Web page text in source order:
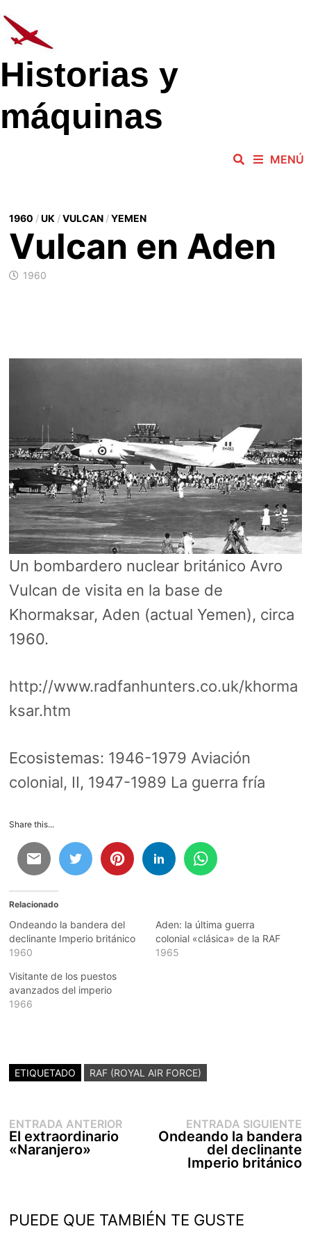
al
contenido
Historias y
máquinas
MENÚ
1960 /UK /VULCAN/YEMEN
Vulcan en Aden
1960
Un bombardero nuclear británico Avro
Vulcan de visita en la base de
Khormaksar, Aden (actual Yemen), circa
1960.
http://www.radfanhunters.co.uk/khorma
ksar.htm
Ecosistemas: 1946-1979 Aviación
colonial, II, 1947-1989 La guerra fría
Share this...
Relacionado
Ondeando la bandera del
declinante Imperio británico
1960
Aden: la última guerra
colonial «clásica» de la RAF
1965
Visitante de los puestos
avanzados del imperio
1966
ETIQUETADO RAF (ROYAL AIR FORCE)
Navegación
de
entradas
ENTRADA ANTERIOREntrada
anterior:
El extraordinario
«Naranjero»
ENTRADA SIGUIENTE
Ondeando la bandera
del declinante
Imperio británico
PUEDE QUE TAMBIÉN TE GUSTE